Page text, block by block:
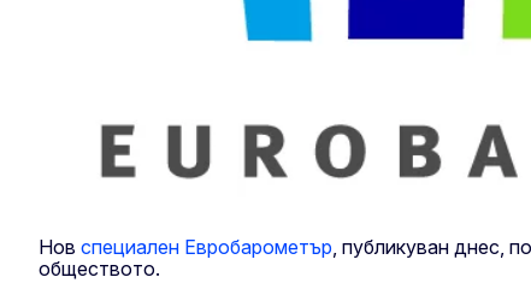
Нов специален Евробарометър, публикуван днес,
обществото.